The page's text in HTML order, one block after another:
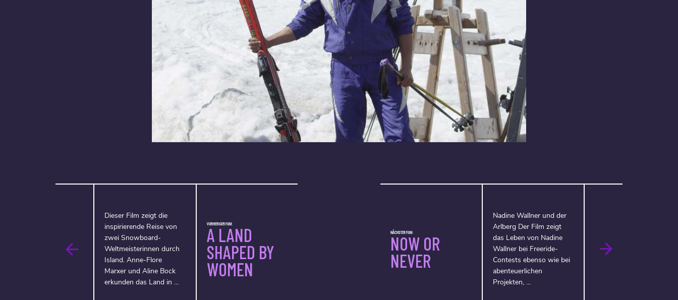
NÄCHSTER FILM:
NOW OR
NEVER
Nadine Wallner und der
Arlberg Der Film zeigt
das Leben von Nadine
Wallner bei Freeride-
Contests ebenso wie bei
abenteuerlichen
Projekten, ...
Dieser Film zeigt die
inspirierende Reise von
zwei Snowboard-
Weltmeisterinnen durch
Island. Anne-Flore
Marxer und Aline Bock
erkunden das Land in ...
VORHERIGER FILM:
A LAND
SHAPED BY
WOMEN